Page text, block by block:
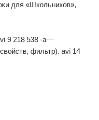
для «Школьников»,
9 218 538 -a—
фильтр). avi 14